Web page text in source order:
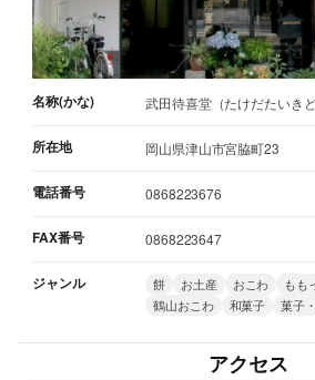
名称(かな) 武田待喜堂（たけだたいきど
所在地 岡山県津山市宮脇町23
電話番号 0868223676
FAX番号 0868223647
ジャンル 餅 お土産 おこわ もも
鶴山おこわ
和菓子 菓子
アクセス